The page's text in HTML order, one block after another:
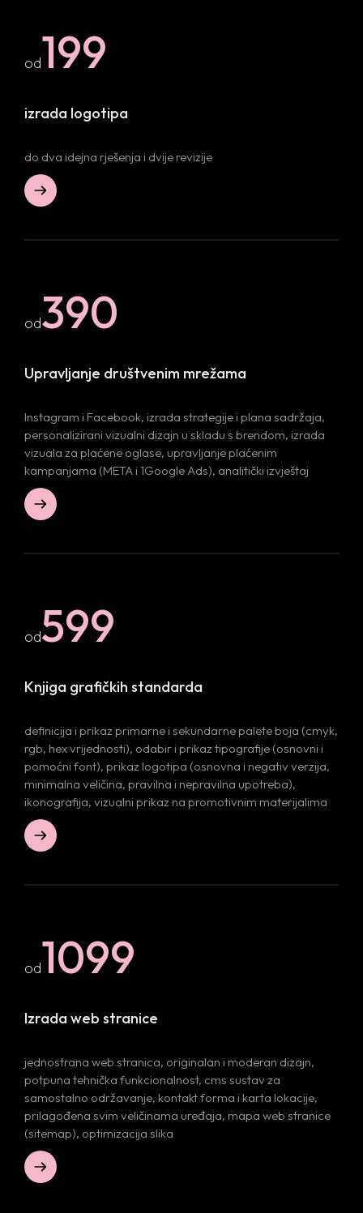
Projects
Services
od199
izrada logotipa
do dva idejna rješenja i dvije revizije
od390
Upravljanje društvenim mrežama
Instagram i Facebook, izrada strategije i plana sadržaja,
personalizirani vizualni dizajn u skladu s brendom, izrada
vizuala za plaćene oglase, upravljanje plaćenim
kampanjama (META i 1Google Ads), analitički izvještaj
od599
Knjiga grafičkih standarda
definicija i prikaz primarne i sekundarne palete boja (cmyk,
rgb, hex vrijednosti), odabir i prikaz tipografije (osnovni i
pomoćni font), prikaz logotipa (osnovna i negativ verzija,
minimalna veličina, pravilna i nepravilna upotreba),
ikonografija, vizualni prikaz na promotivnim materijalima
od1099
Izrada web stranice
jednostrana web stranica, originalan i moderan dizajn,
potpuna tehnička funkcionalnost, cms sustav za
samostalno održavanje, kontakt forma i karta lokacije,
prilagođena svim veličinama uređaja, mapa web stranice
(sitemap), optimizacija slika